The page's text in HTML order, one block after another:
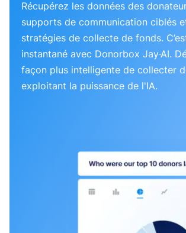
Récupérez les données des
supports de communication ciblés
stratégies de collecte de fonds.
instantané avec Donorbox Jay·AI.
façon plus intelligente de collecter
exploitant la puissance de l'IA.